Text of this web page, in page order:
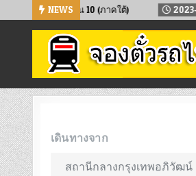
to
NEWS
ทำบุญเดือน 10 (ภาคใต้) 2023-07-21
จองตั๋วรถไฟออนไลน์
จองตั๋วรถไฟล่วงหน้า จองได้ 24 ชั่วโมง